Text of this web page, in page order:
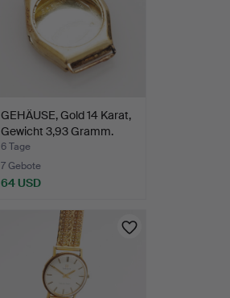
GEHÄUSE, Gold 14 Karat,
Gewicht 3,93 Gramm.
6 Tage
7 Gebote
64 USD